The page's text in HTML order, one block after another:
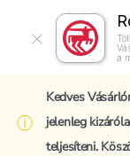
a
Kedves
jelenleg
teljesíteni.